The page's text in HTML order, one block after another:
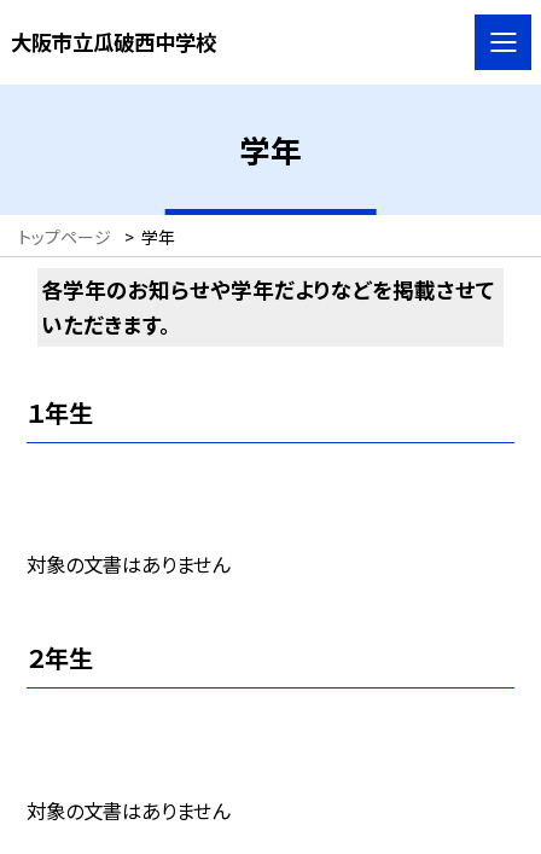
大阪市立瓜破西中学校
学年
トップページ > 学年
各学年のお知らせや学年だよりなどを掲載させて
いただきます。
１年生
対象の文書はありません
２年生
対象の文書はありません